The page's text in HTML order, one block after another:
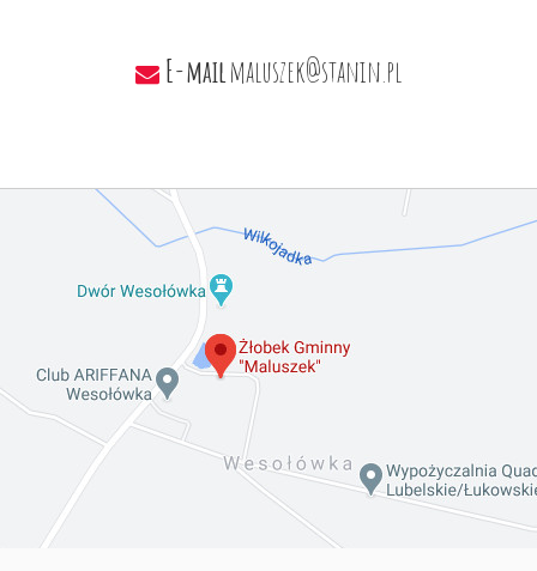
E-mail maluszek@stanin.pl